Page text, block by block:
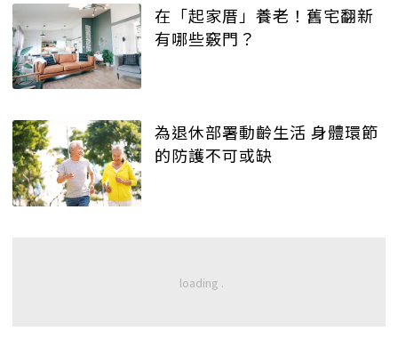
在「起家厝」養老！舊宅翻新
有哪些竅門？
為退休部署動齡生活 身體環節
的防護不可或缺